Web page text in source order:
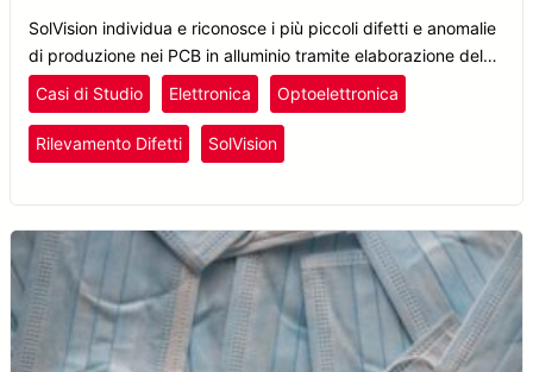
SolVision individua e riconosce i più piccoli difetti e anomalie
di produzione nei PCB in alluminio tramite elaborazione delle
immagini.
Casi di Studio Elettronica Optoelettronica
Rilevamento Difetti SolVision